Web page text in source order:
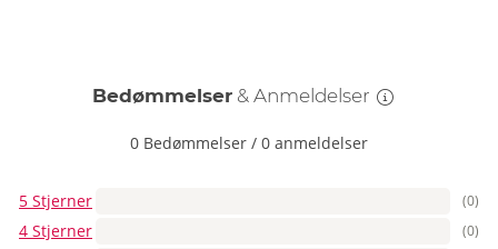
Bedømmelser & Anmeldelser
0 Bedømmelser / 0 anmeldelser
5 Stjerner (0)
4 Stjerner (0)